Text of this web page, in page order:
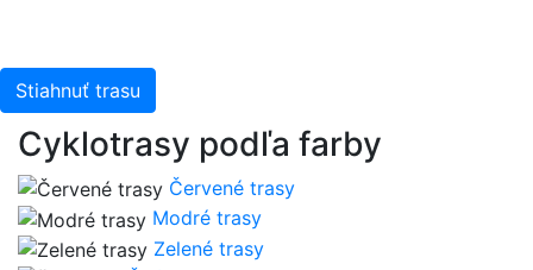
Stiahnuť trasu
Cyklotrasy podľa farby
Červené trasy
Modré trasy
Zelené trasy